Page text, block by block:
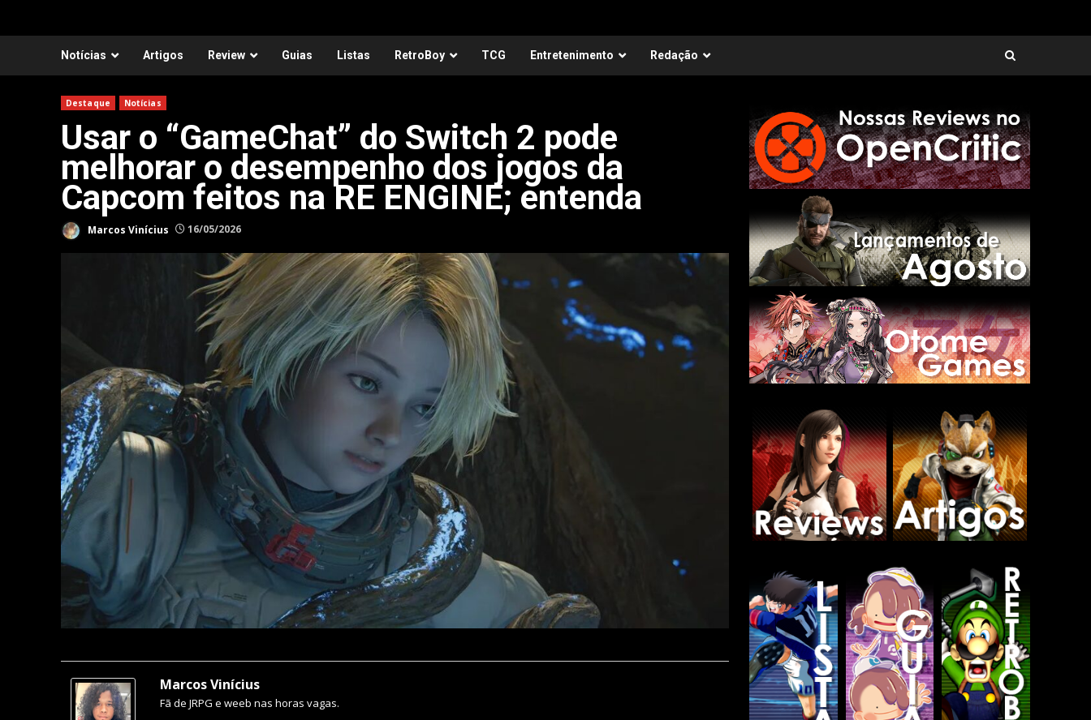
Notícias Artigos Review Guias Listas RetroBoy TCG Entretenimento Redação
Destaque Notícias
Usar o “GameChat” do Switch 2 pode
melhorar o desempenho dos jogos da
Capcom feitos na RE ENGINE; entenda
Marcos Vinícius 16/05/2026
Marcos Vinícius
Fã de JRPG e weeb nas horas vagas.